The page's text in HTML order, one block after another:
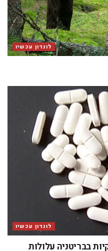
לונדון עכשיו
לונדון עכשיו
בבריטניה עלולות